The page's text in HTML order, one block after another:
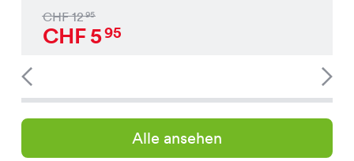
CHF1295
CHF595
Alle ansehen